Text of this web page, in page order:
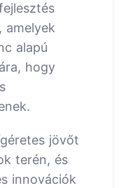
amelyek
alapú
hogy
jövőt
terén, és
innovációk